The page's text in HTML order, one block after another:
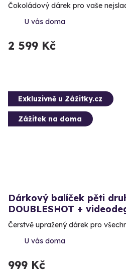
Čokoládový dárek pro vaše
U vás doma
2 599 Kč
Exkluzivně u Zážitky.cz
Zážitek na doma
Dárkový balíček pěti
DOUBLESHOT +
Čerstvě upražený dárek pro
U vás doma
999 Kč